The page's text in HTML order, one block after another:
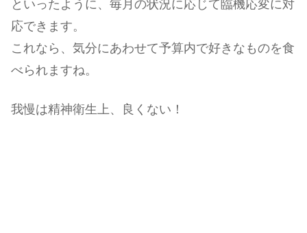
といったように、毎月の状況に応じて臨機応変に対
応できます。
これなら、気分にあわせて予算内で好きなものを食
べられますね。
我慢は精神衛生上、良くない！